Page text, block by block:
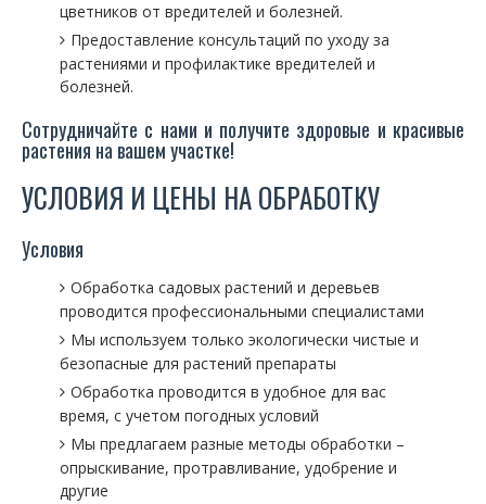
цветников от вредителей и болезней.
Предоставление консультаций по уходу за
растениями и профилактике вредителей и
болезней.
Сотрудничайте с нами и получите здоровые и красивые
растения на вашем участке!
УСЛОВИЯ И ЦЕНЫ НА ОБРАБОТКУ
Условия
Обработка садовых растений и деревьев
проводится профессиональными специалистами
Мы используем только экологически чистые и
безопасные для растений препараты
Обработка проводится в удобное для вас
время, с учетом погодных условий
Мы предлагаем разные методы обработки –
опрыскивание, протравливание, удобрение и
другие